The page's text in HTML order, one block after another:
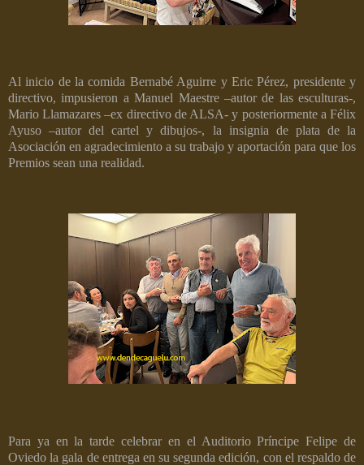
Al inicio de la comida Bernabé Aguirre y Eric Pérez, presidente y
directivo, impusieron a Manuel Maestre –autor de las esculturas-,
Mario Llamazares –ex directivo de ALSA- y posteriormente a Félix
Ayuso –autor del cartel y dibujos-, la insignia de plata de la
Asociación en agradecimiento a su trabajo y aportación para que los
Premios sean una realidad.
Para ya en la tarde celebrar en el Auditorio Príncipe Felipe de
Oviedo la gala de entrega en su segunda edición, con el respaldo de